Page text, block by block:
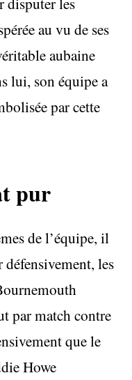
au vu de ses
aubaine
lui, son équipe a
par cette
pur
de l’équipe, il
défensivement, les
par match contre
que le
Howe